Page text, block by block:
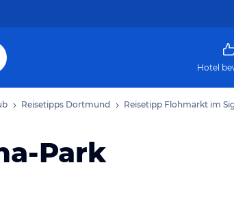
Hotel
Reisetipps Dortmund Reisetipp Flohmarkt im
Park